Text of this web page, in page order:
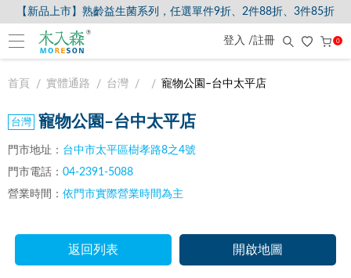
【新品上市】熟齡益生菌系列，任選單件9折、2件88折、3件85折
登入 /註冊 0
首頁 實體通路 台灣 寵物公園–台中太平店
寵物公園–台中太平店
門市地址： 台中市太平區樹孝路8之4號
門市電話： 04-2391-5088
營業時間： 依門市實際營業時間為主
返回列表 開啟地圖